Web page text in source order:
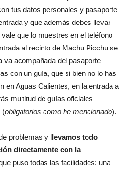
tus datos personales y pasaporte
y que además debes llevar
que lo muestres en el teléfono
al recinto de Machu Picchu se
va acompañada del pasaporte
con un guía, que si bien no lo has
en Aguas Calientes, en la entrada a
multitud de guías oficiales
(obligatorios como he mencionado).
problemas y llevamos todo
directamente con la
puso todas las facilidades: una